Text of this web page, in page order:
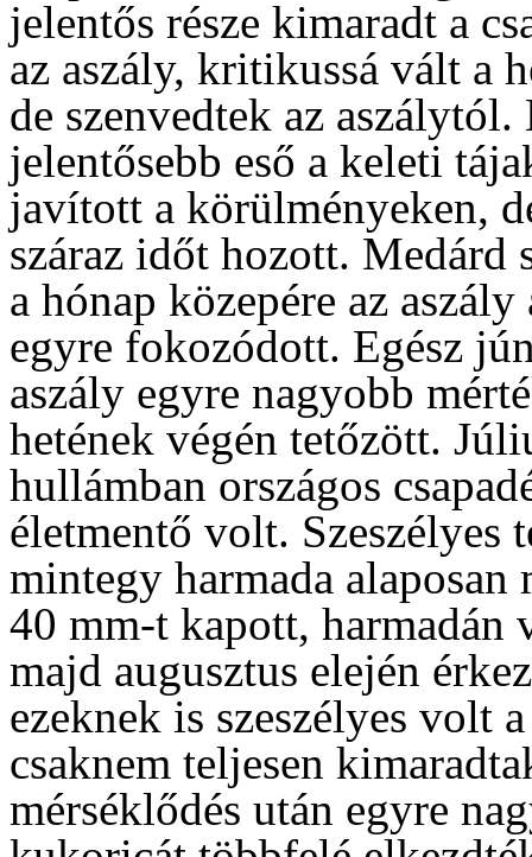
jelentős része kimaradt a
az aszály, kritikussá vált a
de szenvedtek az
jelentősebb eső a keleti
javított a körülményeken,
száraz időt hozott. Medárd
a hónap közepére az
egyre fokozódott. Egész
aszály egyre nagyobb
hetének végén tetőzött.
hullámban országos
életmentő volt. Szeszélyes
mintegy harmada
40 mm-t kapott, harmadán
majd augusztus elején
ezeknek is szeszélyes volt
csaknem teljesen
mérséklődés után egyre